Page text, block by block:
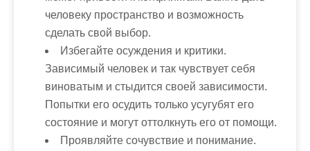
человеку пространство и возможность
сделать свой выбор.
Избегайте осуждения и критики.
Зависимый человек и так чувствует себя
виноватым и стыдится своей зависимости.
Попытки его осудить только усугубят его
состояние и могут оттолкнуть его от помощи.
Проявляйте сочувствие и понимание.